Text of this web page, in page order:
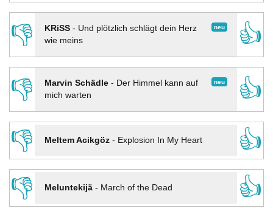
👎
neu
KRiSS- Und plötzlich schlägt dein Herz
wie meins
👍
👎 neu
Marvin Schädle- Der Himmel kann auf
mich warten
👍
👎
Meltem Acikgöz- Explosion In My Heart
👍
👎
Meluntekijä- March of the Dead
👍